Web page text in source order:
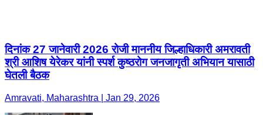
दिनांक 27 जानेवारी 2026 रोजी माननीय जिल्हाधिकारी अमरावती
श्री आशिष येरेकर यांनी स्पर्श कुष्ठरोग जनजागृती अभियान यासाठी
घेतली बैठक
Amravati, Maharashtra | Jan 29, 2026